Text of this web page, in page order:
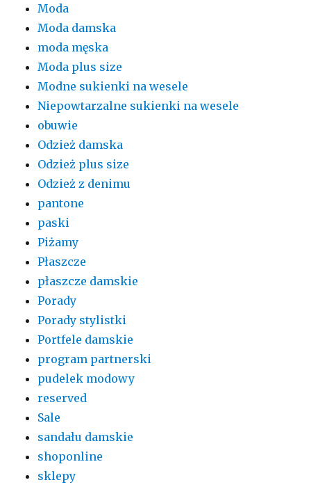
Moda
Moda damska
moda męska
Moda plus size
Modne sukienki na wesele
Niepowtarzalne sukienki na wesele
obuwie
Odzież damska
Odzież plus size
Odzież z denimu
pantone
paski
Piżamy
Płaszcze
płaszcze damskie
Porady
Porady stylistki
Portfele damskie
program partnerski
pudelek modowy
reserved
Sale
sandału damskie
shoponline
sklepy